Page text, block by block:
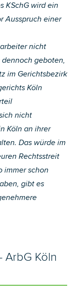
KSchG wird ein
Ausspruch einer
nicht
geboten,
im Gerichtsbezirk
Köln
nicht
Köln an ihrer
Das würde im
Rechtsstreit
immer schon
gibt es
ArbG Köln